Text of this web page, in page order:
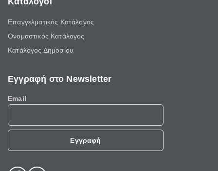
Επαγγελματικός Κατάλογος
Ονομαστικός Κατάλογος
Κατάλογος Δημοσίου
Εγγραφή στο Newsletter
Email
Εγγραφή